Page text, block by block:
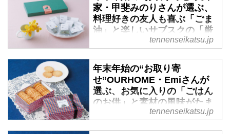
したり、自分のご褒美に。今回
は、スタイリストの大草直子さん
に、“とっておき”のお取り寄せを
伺いました。（『天然生活』
家・甲斐みのりさんが選ぶ、
料理好きの友人も喜ぶ「ごま
油」と楽しいサブスクの「厳
選紅茶」 - 天然生活web
贈って喜ばれたり、もらって感動
したり、自分のご褒美に。今回
は、文筆家の甲斐みのりさん
に、“とっておき”のお取り寄せを
伺いました。（『天然生活』
2025年1月号掲載）
tennenseikatsu.jp
年末年始の“お取り寄
せ”OURHOME・Emiさんが
選ぶ、お気に入りの「ごはん
のお供」と素材の風味がたま
らない神戸の「クッキー缶」
tennenseikatsu.jp